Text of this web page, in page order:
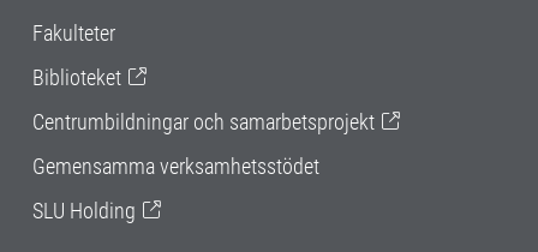
Fakulteter
Biblioteket
Centrumbildningar och samarbetsprojekt
Gemensamma verksamhetsstödet
SLU Holding